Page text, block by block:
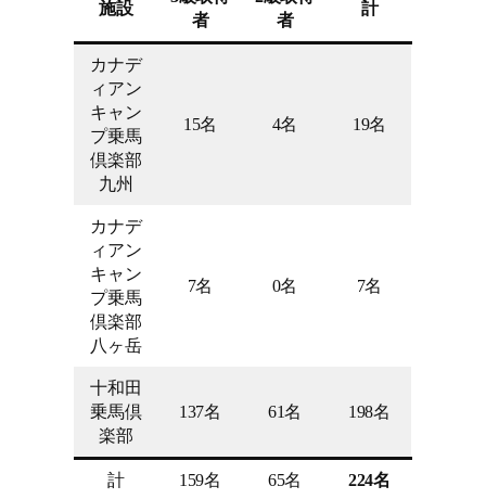
施設
者
者
計
カナデ
ィアン
キャン
プ乗馬
倶楽部
九州
15名 4名 19名
カナデ
ィアン
キャン
プ乗馬
倶楽部
八ヶ岳
7名 0名 7名
十和田
乗馬倶
楽部
137名 61名 198名
計 159名 65名 224名